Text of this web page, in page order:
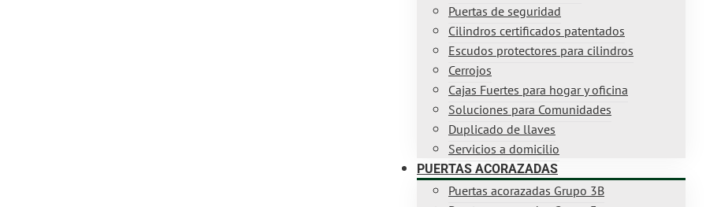
Puertas de seguridad
Cilindros certificados patentados
Escudos protectores para cilindros
Cerrojos
Cajas Fuertes para hogar y oficina
Soluciones para Comunidades
Duplicado de llaves
Servicios a domicilio
PUERTAS ACORAZADAS
Puertas acorazadas Grupo 3B